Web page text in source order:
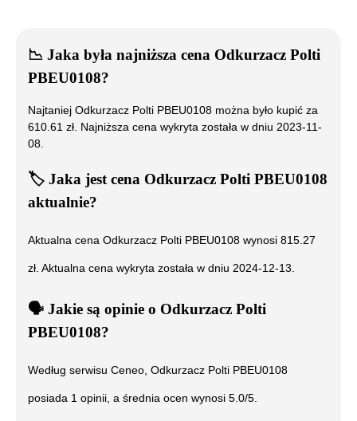
📉 Jaka była najniższa cena Odkurzacz Polti
PBEU0108?
Najtaniej Odkurzacz Polti PBEU0108 można było kupić za
610.61 zł. Najniższa cena wykryta została w dniu 2023-11-
08
🏷️ Jaka jest cena Odkurzacz Polti PBEU0108
aktualnie?
Aktualna cena Odkurzacz Polti PBEU0108 wynosi 815.27
zł. Aktualna cena wykryta została w dniu 2024-12-13
🗣️ ️ Jakie są opinie o Odkurzacz Polti
PBEU0108?
Według serwisu Ceneo, Odkurzacz Polti PBEU0108
posiada 1 opinii, a średnia ocen wynosi 5.0/5.